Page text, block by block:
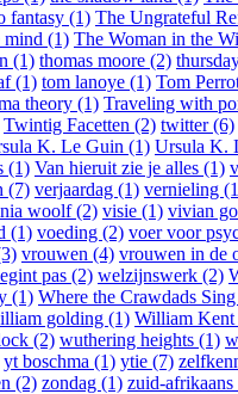
fantasy (1) The Ungrateful
mind (1) The Woman in the
(1) thomas moore (2)
(1) tom lanoye (1) Tom
theory (1) Traveling with
Twintig Facetten (2) twitter (6)
K. Le Guin (1) Ursula K.
(1) Van hieruit zie je alles (1)
(7) verjaardag (1) vernieling
woolf (2) visie (1) vivian
(1) voeding (2) voer voor
vrouwen (4) vrouwen in de
pas (2) welzijnswerk (2)
(1) Where the Crawdads
golding (1) William
(2) wuthering heights (1)
yt boschma (1) ytie (7)
(2) zondag (1) zuid-afrikaans